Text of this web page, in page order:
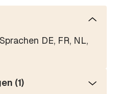
DE, FR, NL,
(1)